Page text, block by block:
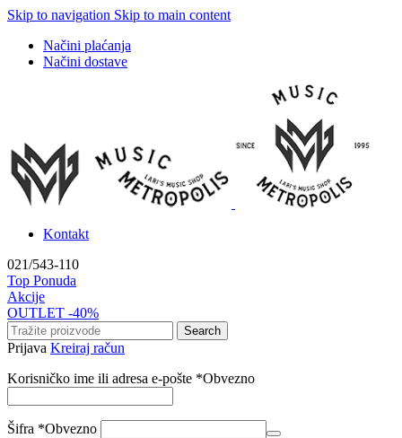
Skip to navigation Skip to main content
Načini plaćanja
Načini dostave
Kontakt
021/543-110
Top Ponuda
Akcije
OUTLET -40%
Search
Prijava Kreiraj račun
Korisničko ime ili adresa e-pošte *Obvezno
Šifra *Obvezno